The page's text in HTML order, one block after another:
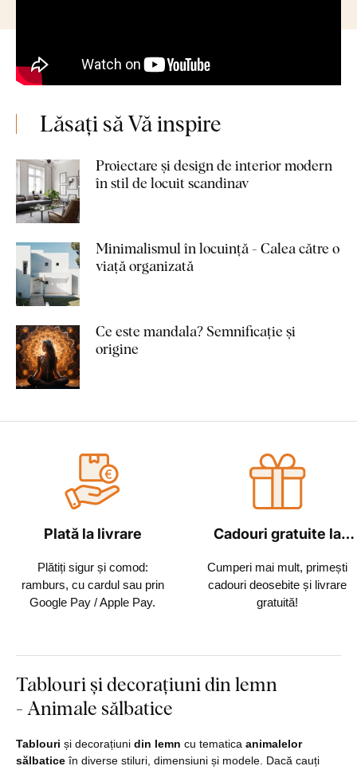
Lăsați să Vă inspire
Proiectare și design de interior modern
în stil de locuit scandinav
Minimalismul în locuință - Calea către o
viață organizată
Ce este mandala? Semnificație și
origine
Plată la livrare
Plătiți sigur și comod:
ramburs, cu cardul sau prin
Google Pay / Apple Pay.
Cadouri gratuite la
Cumperi mai mult, primești
cadouri deosebite și livrare
gratuită!
Tablouri și decorațiuni din lemn
- Animale sălbatice
Tablouri și decorațiuni din lemn cu tematica animalelor
sălbaticeîn diverse stiluri, dimensiuni și modele. Dacă cauți